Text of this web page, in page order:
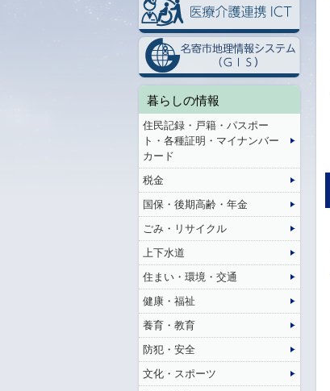
暮らしの情報
住民記録・戸籍・パスポー
ト・各種証明・マイナンバー
カード
税金
国保・後期高齢・年金
ごみ・リサイクル
上下水道
住まい・環境・交通
健康・福祉
養育・教育
防犯・安全
文化・スポーツ